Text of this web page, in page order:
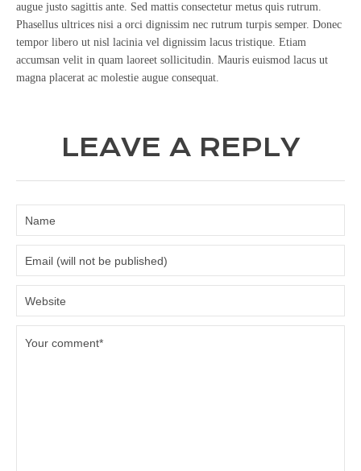
augue justo sagittis ante. Sed mattis consectetur metus quis rutrum.
Phasellus ultrices nisi a orci dignissim nec rutrum turpis semper. Donec
tempor libero ut nisl lacinia vel dignissim lacus tristique. Etiam
accumsan velit in quam laoreet sollicitudin. Mauris euismod lacus ut
magna placerat ac molestie augue consequat.
LEAVE A REPLY